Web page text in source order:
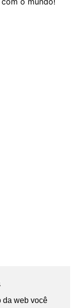
da web você